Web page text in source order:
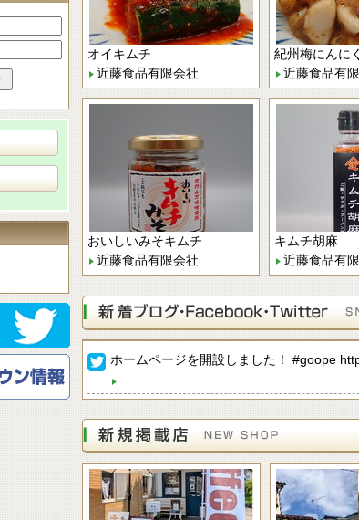
オイキムチ
近藤食品有限会社
紀州梅にんにく
近藤食品有
おいしいみそキムチ
近藤食品有限会社
キムチ胡麻
近藤食品有
ホームページを開設しました！ #goope